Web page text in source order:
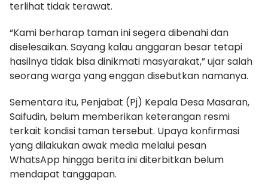
terlihat tidak terawat.
“Kami berharap taman ini segera dibenahi dan
diselesaikan. Sayang kalau anggaran besar tetapi
hasilnya tidak bisa dinikmati masyarakat,” ujar salah
seorang warga yang enggan disebutkan namanya.
Sementara itu, Penjabat (Pj) Kepala Desa Masaran,
Saifudin, belum memberikan keterangan resmi
terkait kondisi taman tersebut. Upaya konfirmasi
yang dilakukan awak media melalui pesan
WhatsApp hingga berita ini diterbitkan belum
mendapat tanggapan.